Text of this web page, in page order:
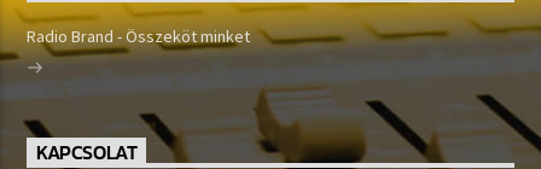
Radio Brand - Összeköt minket
KAPCSOLAT